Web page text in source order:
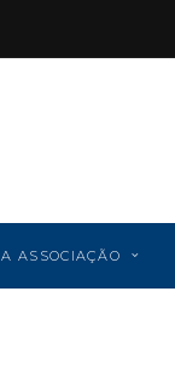
A ASSOCIAÇÃO